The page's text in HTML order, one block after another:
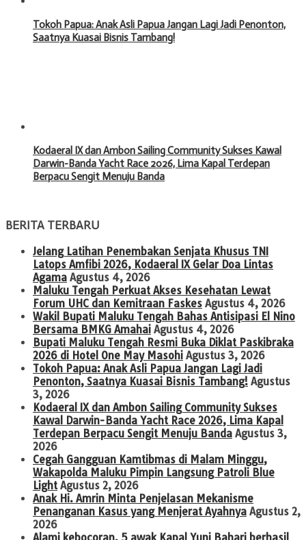
Tokoh Papua: Anak Asli Papua Jangan Lagi Jadi Penonton,
Saatnya Kuasai Bisnis Tambang!
Kodaeral IX dan Ambon Sailing Community Sukses Kawal
Darwin-Banda Yacht Race 2026, Lima Kapal Terdepan
Berpacu Sengit Menuju Banda
BERITA TERBARU
Jelang Latihan Penembakan Senjata Khusus TNI
Latops Amfibi 2026, Kodaeral IX Gelar Doa Lintas
Agama Agustus 4, 2026
Maluku Tengah Perkuat Akses Kesehatan Lewat
Forum UHC dan Kemitraan Faskes Agustus 4, 2026
Wakil Bupati Maluku Tengah Bahas Antisipasi El Nino
Bersama BMKG Amahai Agustus 4, 2026
Bupati Maluku Tengah Resmi Buka Diklat Paskibraka
2026 di Hotel One May Masohi Agustus 3, 2026
Tokoh Papua: Anak Asli Papua Jangan Lagi Jadi
Penonton, Saatnya Kuasai Bisnis Tambang! Agustus
3, 2026
Kodaeral IX dan Ambon Sailing Community Sukses
Kawal Darwin-Banda Yacht Race 2026, Lima Kapal
Terdepan Berpacu Sengit Menuju Banda Agustus 3,
2026
Cegah Gangguan Kamtibmas di Malam Minggu,
Wakapolda Maluku Pimpin Langsung Patroli Blue
Light Agustus 2, 2026
Anak Hi. Amrin Minta Penjelasan Mekanisme
Penanganan Kasus yang Menjerat Ayahnya Agustus 2,
2026
Alami kebocoran, 5 awak Kapal Yuni Bahari berhasil